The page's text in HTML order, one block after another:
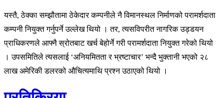
यस्तै, ठेक्का सम्झौतामा ठेकेदार कम्पनीले नै विमानस्थल निर्माणको परामर्शदाता
कम्पनी नियुक्त गर्नुपर्ने उल्लेख थियो । तर, त्यसविपरीत नागरिक उड्डयन
प्राधिकरणले आफ्नै स्रोतबाट खर्च बेहोर्ने गरी परामर्शदाता नियुक्त गरेको थियो
। उपसमितिले त्यसलाई ‘अनियमितता र भ्रष्टाचार’ भन्दै भुक्तानी भएको २८
लाख अमेरिकी डलरको औचित्यमाथि प्रश्न उठाएको थियो ।